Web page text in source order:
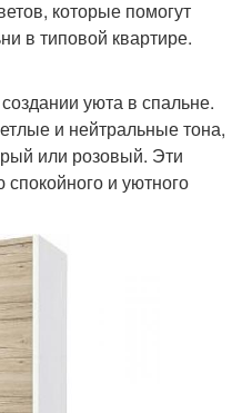
которые помогут
в типовой квартире.
уюта в спальне.
и нейтральные тона,
или розовый. Эти
и уютного